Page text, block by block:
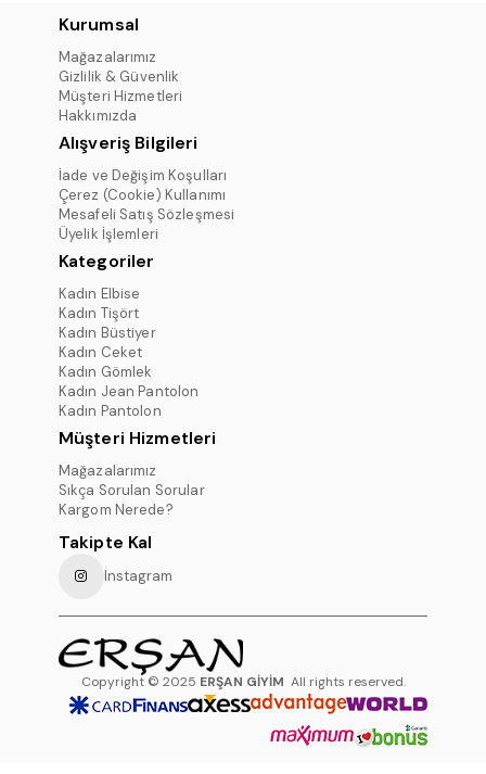
Kurumsal
Mağazalarımız
Gizlilik & Güvenlik
Müşteri Hizmetleri
Hakkımızda
Alışveriş Bilgileri
İade ve Değişim Koşulları
Çerez (Cookie) Kullanımı
Mesafeli Satış Sözleşmesi
Üyelik İşlemleri
Kategoriler
Kadın Elbise
Kadın Tişört
Kadın Büstiyer
Kadın Ceket
Kadın Gömlek
Kadın Jean Pantolon
Kadın Pantolon
Müşteri Hizmetleri
Mağazalarımız
Sıkça Sorulan Sorular
Kargom Nerede?
Takipte Kal
Instagram
Copyright © 2025 ERŞAN GİYİM All rights reserved.